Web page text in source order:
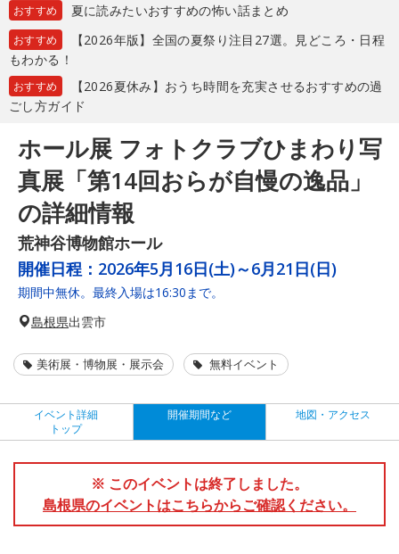
おすすめ 夏に読みたいおすすめの怖い話まとめ
おすすめ
【2026年版】全国の夏祭り注目27選。見どころ・日程
もわかる！
おすすめ
【2026夏休み】おうち時間を充実させるおすすめの過
ごし方ガイド
ホール展 フォトクラブひまわり写
真展「第14回おらが自慢の逸品」
の詳細情報
荒神谷博物館ホール
開催日程： 2026年5月16日(土)～6月21日(日)
期間中無休。最終入場は16:30まで。
島根県出雲市
美術展・博物展・展示会 無料イベント
イベント詳細
トップ
開催期間など 地図・アクセス
※ このイベントは終了しました。
島根県のイベントはこちらからご確認ください。